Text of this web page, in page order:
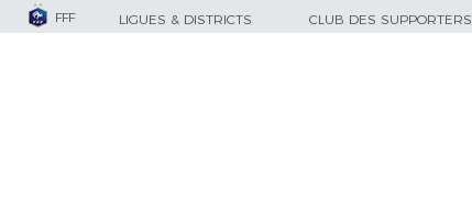
FFF LIGUES & DISTRICTS CLUB DES SUPPORTERS